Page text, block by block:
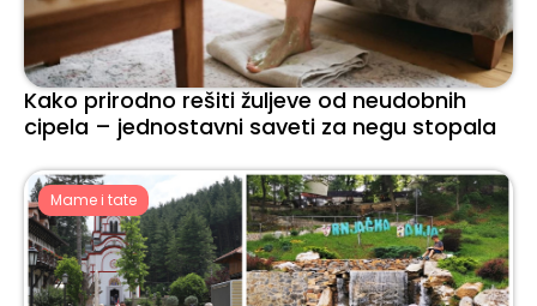
Kako prirodno rešiti žuljeve od neudobnih
cipela – jednostavni saveti za negu stopala
Mame i tate